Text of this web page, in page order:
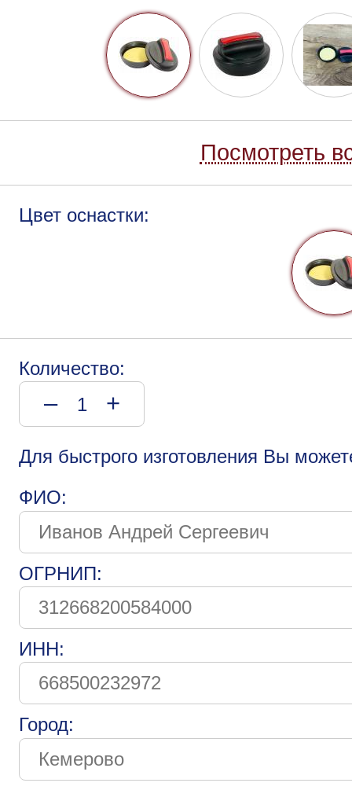
Посмотреть
Цвет оснастки:
Количество:
– +
Для быстрого изготовления Вы
ФИО:
ОГРНИП:
ИНН:
Город: